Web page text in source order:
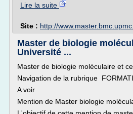
Lire la suite
Site : http://
Master de biologie
Université ...
Master de biologie moléculaire et
Navigation de la rubrique
A voir
Mention de Master biologie